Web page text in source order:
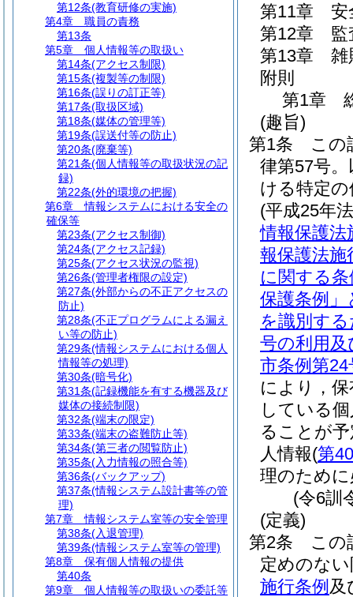
第11章
安
第12章
監
第13章
雑
附則
第1章
(趣旨)
第1条
この
律第57号
ける特定
(平成25年
情報保護法
報保護法施
に関する条
保護条例」
を識別す
号の利用
市条例第
により，
している
ることが
人情報(第
理のため
(令6訓
(定義)
第2条
この
定めのな
施行条例 及
第12条(教育研修の実施)
第4章
職員の責務
第13条
第5章
個人情報等の取扱い
第14条(アクセス制限)
第15条(複製等の制限)
第16条(誤りの訂正等)
第17条(取扱区域)
第18条(媒体の管理等)
第19条(誤送付等の防止)
第20条(廃棄等)
第21条(個人情報等の取扱状況の記
録)
第22条(外的環境の把握)
第6章
情報システムにおける安全の
確保等
第23条(アクセス制御)
第24条(アクセス記録)
第25条(アクセス状況の監視)
第26条(管理者権限の設定)
第27条(外部からの不正アクセスの
防止)
第28条(不正プログラムによる漏え
い等の防止)
第29条(情報システムにおける個人
情報等の処理)
第30条(暗号化)
第31条(記録機能を有する機器及び
媒体の接続制限)
第32条(端末の限定)
第33条(端末の盗難防止等)
第34条(第三者の閲覧防止)
第35条(入力情報の照合等)
第36条(バックアップ)
第37条(情報システム設計書等の管
理)
第7章
情報システム室等の安全管理
第38条(入退管理)
第39条(情報システム室等の管理)
第8章
保有個人情報の提供
第40条
第9章
個人情報等の取扱いの委託等